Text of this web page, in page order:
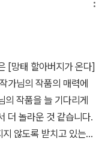
[망태 할아버지가 온다]
가님의 작품의 매력에
의 작품을 늘 기다리게
더 놀라운 것 같습니다.
않도록 받치고 있는